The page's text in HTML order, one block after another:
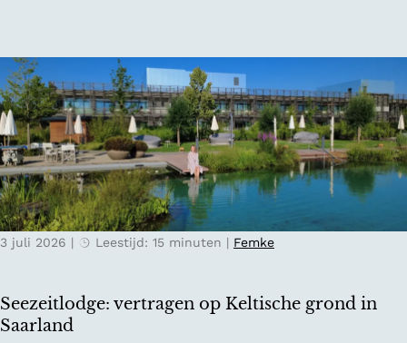
a
n
n
e
n
n
a
j
a
o
p
s
e
n
r
i
j
k
s
e
e
r
a
r
T
i
c
i
n
o
e
t
Seezeitlodge: vertragen op Keltische grond in
Saarland
3 juli 2026 | Leestijd: 15 minuten | Femke